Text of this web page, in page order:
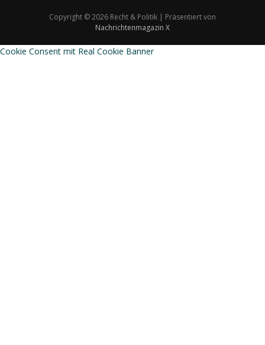
Copyright © 2026 Recht & Politik | Präsentiert von
Nachrichtenmagazin X
Cookie Consent mit Real Cookie Banner